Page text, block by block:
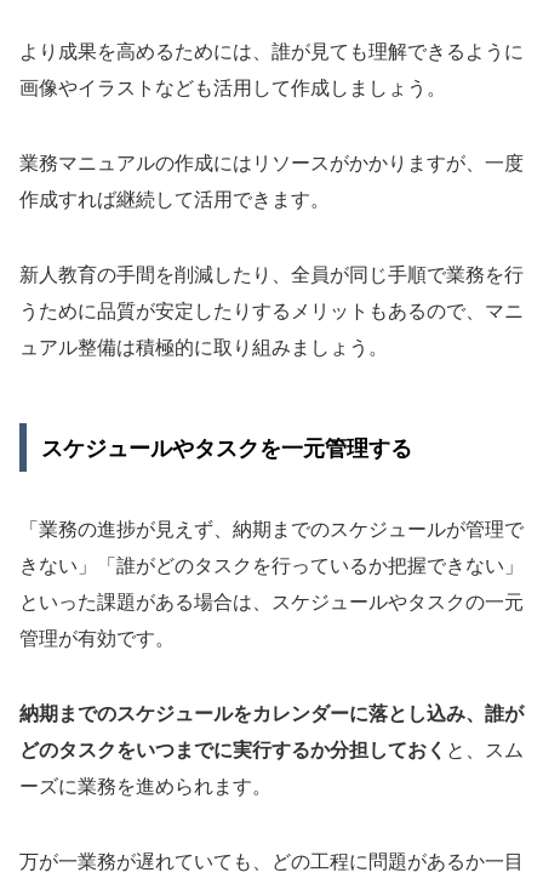
より成果を高めるためには、誰が見ても理解できるように
画像やイラストなども活用して作成しましょう。
業務マニュアルの作成にはリソースがかかりますが、一度
作成すれば継続して活用できます。
新人教育の手間を削減したり、全員が同じ手順で業務を行
うために品質が安定したりするメリットもあるので、マニ
ュアル整備は積極的に取り組みましょう。
スケジュールやタスクを一元管理する
「業務の進捗が見えず、納期までのスケジュールが管理で
きない」「誰がどのタスクを行っているか把握できない」
といった課題がある場合は、スケジュールやタスクの一元
管理が有効です。
納期までのスケジュールをカレンダーに落とし込み、誰が
どのタスクをいつまでに実行するか分担しておく と、スム
ーズに業務を進められます。
万が一業務が遅れていても、どの工程に問題があるか一目